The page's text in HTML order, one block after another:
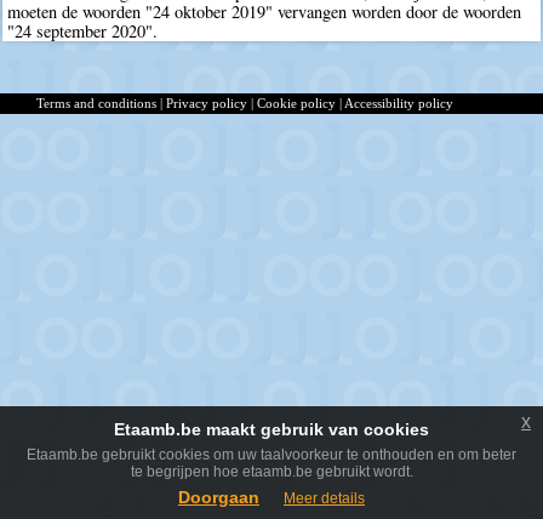
moeten de woorden "24 oktober 2019" vervangen worden door de woorden
"24 september 2020".
Terms and conditions | Privacy policy | Cookie policy | Accessibility policy
Etaamb.be maakt gebruik van cookies
Etaamb.be gebruikt cookies om uw taalvoorkeur te onthouden en om beter
te begrijpen hoe etaamb.be gebruikt wordt.
Doorgaan Meer details
x